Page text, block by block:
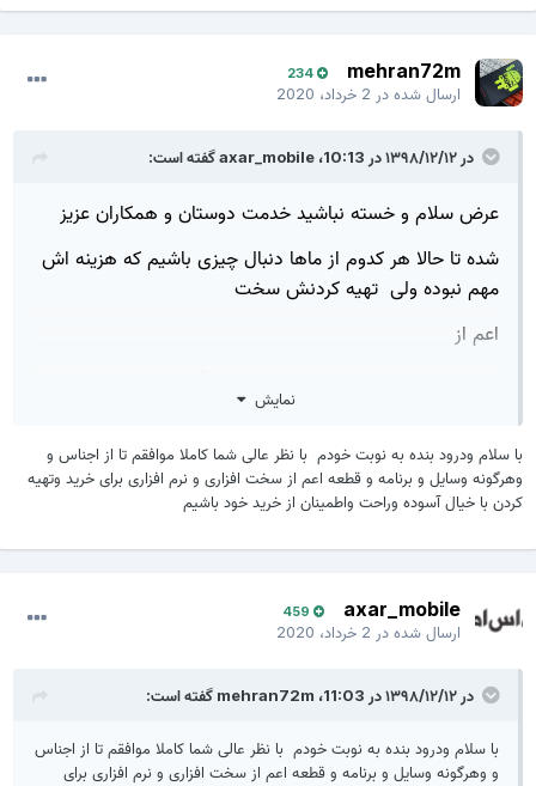
mehran72m
234
ارسال شده در2 خرداد، 2020
در ۱۳۹۸/۱۲/۱۲ در 10:13، axar_mobileگفته است:
عرض سلام و خسته نباشید خدمت دوستان و همکاران عزیز
شده تا حالا هر کدوم از ماها دنبال چیزی باشیم که هزینه اش
مهم نبوده ولی تهیه کردنش سخت
اعم از
بعضیا میان و این قطعات نایاب رو به قیمت گزافی میفروشن ،
حالا این احتمالات وجود داره : قطعه معیوبه و غیر قابل
به نظرتون بهتر نیست خودمون داخل انجمن فروشگاهی ایجاد
بکنیم تا با خیال راحت اقلاممون رو برای فروش بذاریم یا خرید
ارائه بده
نمایش
با سلام ودرود بنده به نوبت خودم با نظر عالی شما کاملا موافقم تا از اجناس و
وهرگونه وسایل و برنامه و قطعه اعم از سخت افزاری و نرم افزاری برای خرید وتهیه
کردن با خیال آسوده وراحت واطمینان از خرید خود باشیم
axar_mobile
459
ارسال شده در2 خرداد، 2020
در ۱۳۹۸/۱۲/۱۲ در 11:03، mehran72mگفته است:
با سلام ودرود بنده به نوبت خودم با نظر عالی شما کاملا موافقم تا از اجناس
و وهرگونه وسایل و برنامه و قطعه اعم از سخت افزاری و نرم افزاری برای